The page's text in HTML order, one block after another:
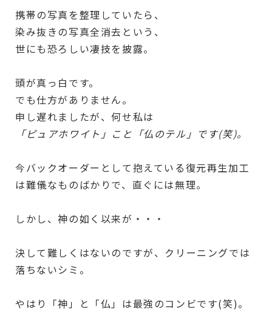
携帯の写真を整理していたら、
染み抜きの写真全消去という、
世にも恐ろしい凄技を披露。
頭が真っ白です。
でも仕方がありません。
申し遅れましたが、何せ私は
「ピュアホワイト」こと「仏のテル」です(笑)。
今バックオーダーとして抱えている復元再生加工
は難儀なものばかりで、直ぐには無理。
しかし、神の如く以来が・・・
決して難しくはないのですが、クリーニングでは
落ちないシミ。
やはり「神」と「仏」は最強のコンビです(笑)。